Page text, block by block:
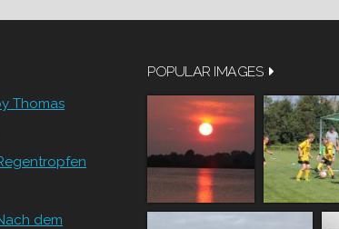
Thomas
dem
POPULAR IMAGES